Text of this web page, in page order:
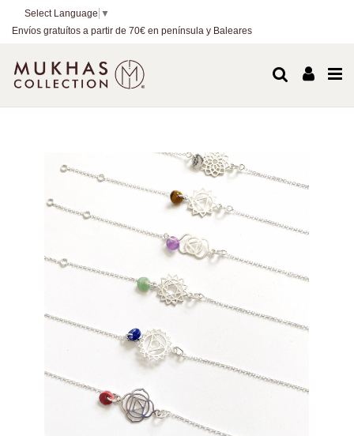
Select Language ▼
Envíos gratuítos a partir de 70€ en península y Baleares